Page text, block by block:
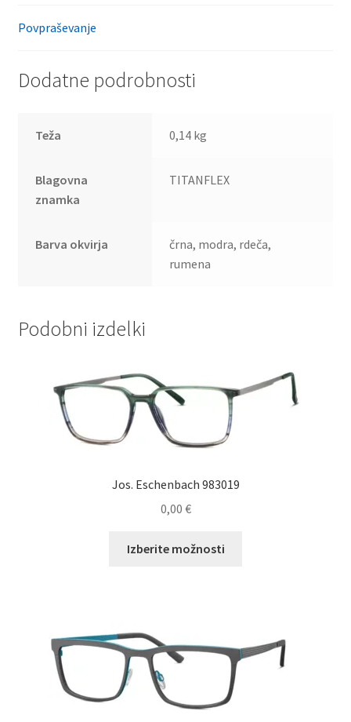
Povpraševanje
Dodatne podrobnosti
Teža 0,14 kg
Blagovna
znamka
TITANFLEX
Barva okvirja
črna, modra, rdeča,
rumena
Podobni izdelki
Jos. Eschenbach 983019
0,00 €
Izberite možnosti
Možnosti
lahko